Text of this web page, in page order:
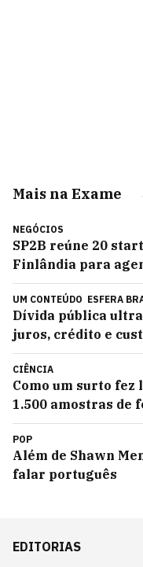
Mais na Exame
NEGÓCIOS
SP2B reúne 20
Finlândia para
UM CONTEÚDO ESFERA
Dívida pública
juros, crédito e
CIÊNCIA
Como um surto
1.500 amostras de
POP
Além de Shawn
falar português
EDITORIAS